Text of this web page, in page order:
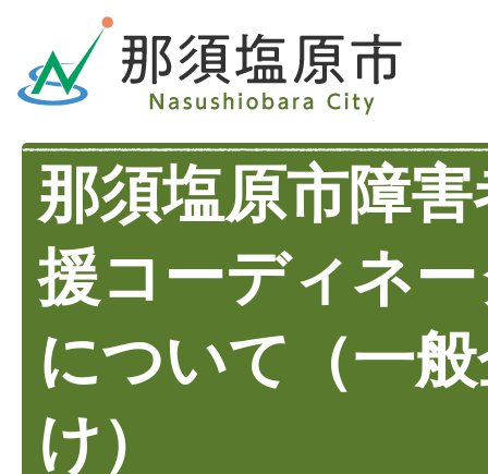
那須塩原市障
援コーディネ
について（一
け）